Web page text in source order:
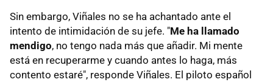
Sin embargo, Viñales no se ha achantado ante el
intento de intimidación de su jefe. "Me ha llamado
mendigo, no tengo nada más que añadir. Mi mente
está en recuperarme y cuando antes lo haga, más
contento estaré", responde Viñales. El piloto español